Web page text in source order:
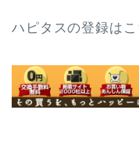
ハピタスの登録は